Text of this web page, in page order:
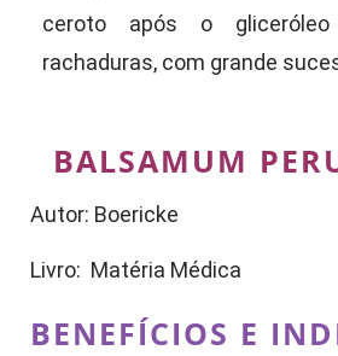
ceroto após o
rachaduras, com grande
BALSAMUM
Autor: Boericke
Livro: Matéria Médica
BENEFÍCIOS E